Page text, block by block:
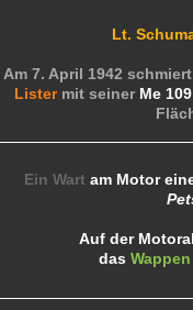
Lt.
Am 7. April 1942 schmiert
Lister mit seiner Me
Ein Wart am Motor
Auf der
das Wappen